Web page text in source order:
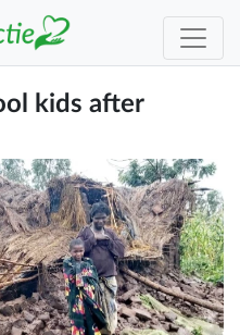
kids after